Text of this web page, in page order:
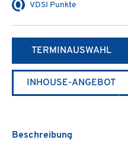
VDSI Punkte
TERMINAUSWAHL
INHOUSE-ANGEBOT
Beschreibung